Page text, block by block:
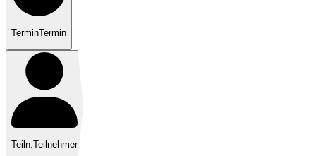
TerminTermin
Teiln.Teilnehmer